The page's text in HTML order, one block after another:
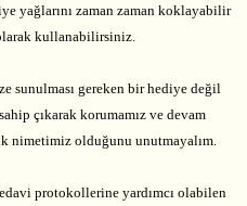
yağlarını zaman zaman koklayabilir
kullanabilirsiniz.
sunulması gereken bir hediye değil
çıkarak korumamız ve devam
nimetimiz olduğunu unutmayalım.
protokollerine yardımcı olabilen